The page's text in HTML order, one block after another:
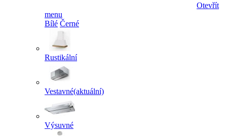
Otevřít
menu
Bílé Černé
Rustikální
Vestavné(aktuální)
Výsuvné